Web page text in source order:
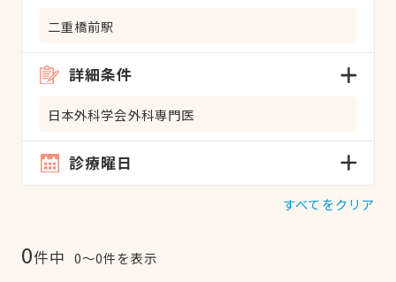
二重橋前駅
詳細条件
日本外科学会外科専門医
診療曜日
すべてをクリア
0件中 0〜0件を表示